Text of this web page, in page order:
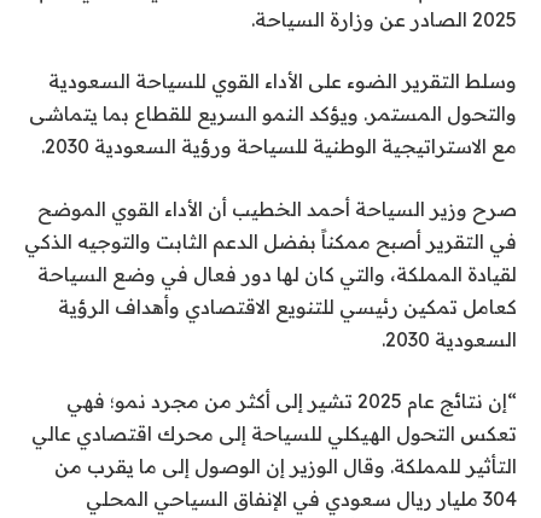
2025 الصادر عن وزارة السياحة.
وسلط التقرير الضوء على الأداء القوي للسياحة السعودية
والتحول المستمر. ويؤكد النمو السريع للقطاع بما يتماشى
مع الاستراتيجية الوطنية للسياحة ورؤية السعودية 2030.
صرح وزير السياحة أحمد الخطيب أن الأداء القوي الموضح
في التقرير أصبح ممكناً بفضل الدعم الثابت والتوجيه الذكي
لقيادة المملكة، والتي كان لها دور فعال في وضع السياحة
كعامل تمكين رئيسي للتنويع الاقتصادي وأهداف الرؤية
السعودية 2030.
“إن نتائج عام 2025 تشير إلى أكثر من مجرد نمو؛ فهي
تعكس التحول الهيكلي للسياحة إلى محرك اقتصادي عالي
التأثير للمملكة. وقال الوزير إن الوصول إلى ما يقرب من
304 مليار ريال سعودي في الإنفاق السياحي المحلي